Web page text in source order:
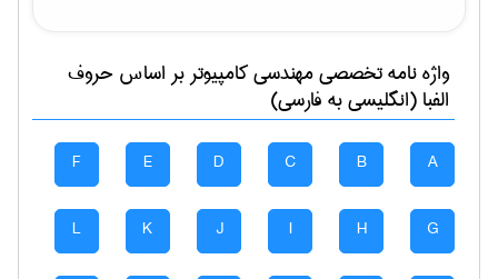
واژه نامه تخصصیمهندسی كامپيوتربر اساس حروف
الفبا (انگلیسی به فارسی)
A
B
C
D
E
F
G
H
I
J
K
L